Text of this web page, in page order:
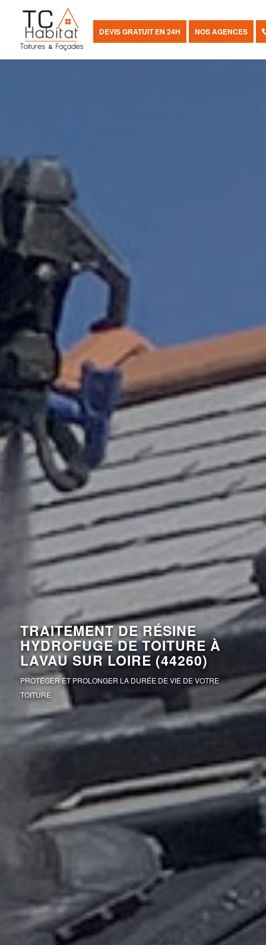
DEVIS GRATUIT EN 24H NOS AGENCES
TRAITEMENT DE RÉSINE
HYDROFUGE DE TOITURE À
LAVAU SUR LOIRE (44260)
PROTÉGER ET PROLONGER LA DURÉE DE VIE DE VOTRE
TOITURE